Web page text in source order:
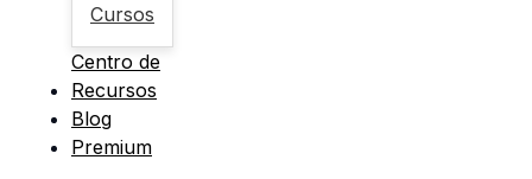
Cursos
Centro de
Recursos
Blog
Premium